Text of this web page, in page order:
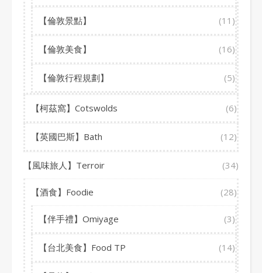
【倫敦景點】 (11)
【倫敦美食】 (16)
【倫敦行程規劃】 (5)
【柯茲窩】Cotswolds (6)
【英國巴斯】Bath (12)
【風味旅人】Terroir (34)
【酒食】Foodie (28)
【伴手禮】Omiyage (3)
【台北美食】Food TP (14)